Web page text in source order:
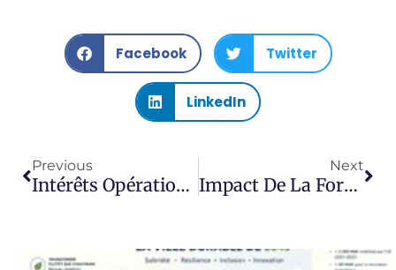
Facebook Twitter
LinkedIn
Previous
Intérêts Opérationnels De L’Usage D’IFC Structurés Dans Le Cadre D’un Projet BIM
Next
Impact De La Formation Continue Sur La Productivité Des Salariés Utilisant Des Logiciels De Conception 3D